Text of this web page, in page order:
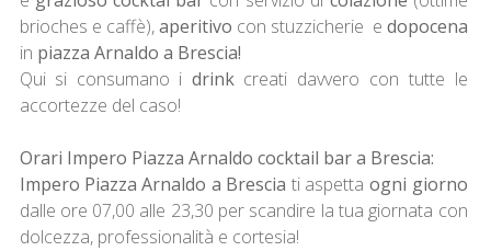
brioches e caffè),aperitivo con stuzzicherie e dopocena
in piazza Arnaldo a Brescia!
Qui si consumano i drinkcreati davvero con tutte le
accortezze del caso!
Orari Impero Piazza Arnaldo cocktail bar a Brescia:
Impero Piazza Arnaldo a Brescia ti aspetta ogni giorno
dalle ore 07,00 alle 23,30 per scandire la tua giornata con
dolcezza, professionalità e cortesia!